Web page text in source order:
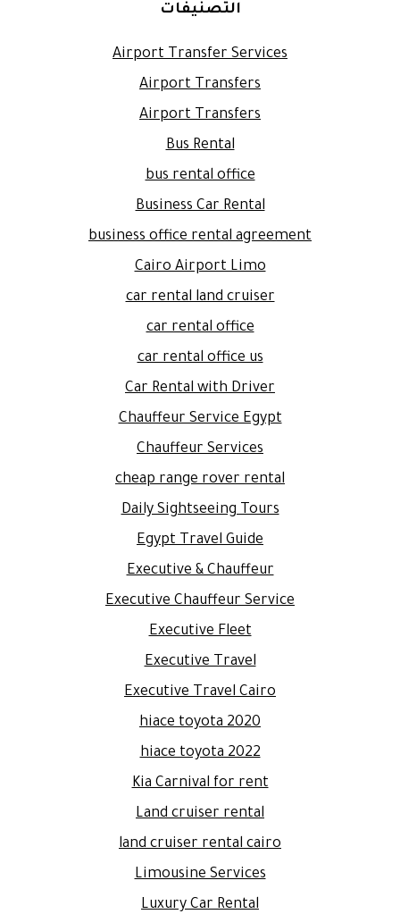
التصنيفات
Airport Transfer Services
Airport Transfers
Airport Transfers
Bus Rental
bus rental office
Business Car Rental
business office rental agreement
Cairo Airport Limo
car rental land cruiser
car rental office
car rental office us
Car Rental with Driver
Chauffeur Service Egypt
Chauffeur Services
cheap range rover rental
Daily Sightseeing Tours
Egypt Travel Guide
Executive & Chauffeur
Executive Chauffeur Service
Executive Fleet
Executive Travel
Executive Travel Cairo
hiace toyota 2020
hiace toyota 2022
Kia Carnival for rent
Land cruiser rental
land cruiser rental cairo
Limousine Services
Luxury Car Rental